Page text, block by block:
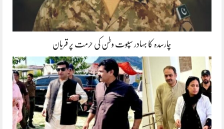
چارسدہ کا بہادر سپوت وطن کی حرمت پر قربان